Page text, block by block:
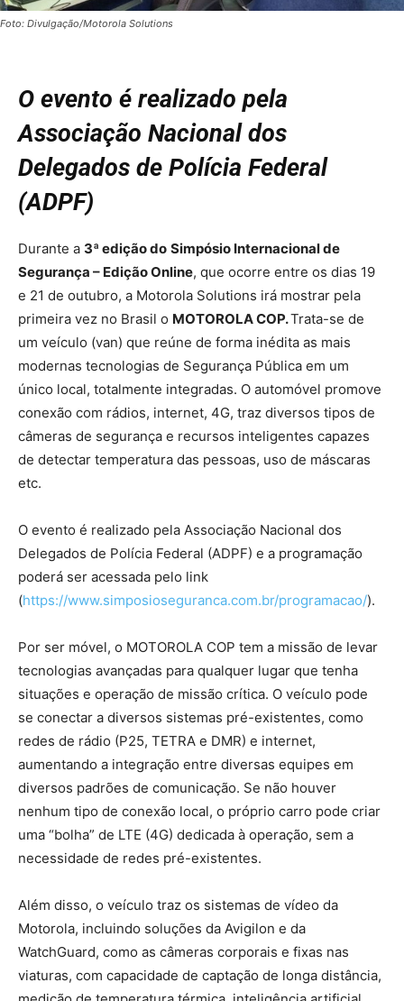
Foto: Divulgação/Motorola Solutions
O evento é realizado pela
Associação Nacional dos
Delegados de Polícia Federal
(ADPF)
Durante a 3ª edição do Simpósio Internacional de
Segurança – Edição Online, que ocorre entre os dias 19
e 21 de outubro, a Motorola Solutions irá mostrar pela
primeira vez no Brasil o MOTOROLA COP.Trata-se de
um veículo (van) que reúne de forma inédita as mais
modernas tecnologias de Segurança Pública em um
único local, totalmente integradas. O automóvel promove
conexão com rádios, internet, 4G, traz diversos tipos de
câmeras de segurança e recursos inteligentes capazes
de detectar temperatura das pessoas, uso de máscaras
etc.
O evento é realizado pela Associação Nacional dos
Delegados de Polícia Federal (ADPF) e a programação
poderá ser acessada pelo link
(https://www.simposioseguranca.com.br/programacao/).
Por ser móvel, o MOTOROLA COP tem a missão de levar
tecnologias avançadas para qualquer lugar que tenha
situações e operação de missão crítica. O veículo pode
se conectar a diversos sistemas pré-existentes, como
redes de rádio (P25, TETRA e DMR) e internet,
aumentando a integração entre diversas equipes em
diversos padrões de comunicação. Se não houver
nenhum tipo de conexão local, o próprio carro pode criar
uma “bolha” de LTE (4G) dedicada à operação, sem a
necessidade de redes pré-existentes.
Além disso, o veículo traz os sistemas de vídeo da
Motorola, incluindo soluções da Avigilon e da
WatchGuard, como as câmeras corporais e fixas nas
viaturas, com capacidade de captação de longa distância,